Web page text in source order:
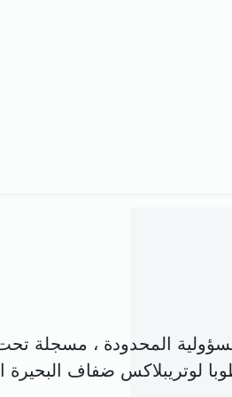
المحدودة ، مسجلة تحت
لوتريبلاكس ضفاف